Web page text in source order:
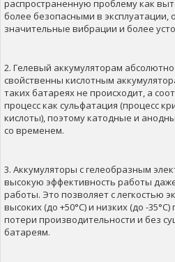
распространенную проблему как
более безопасными в
значительные вибрации и более
2. Гелевый аккумуляторам
свойственны кислотным
таких батареях не происходит, а
процесс как сульфатация (процесс
кислоты), поэтому катодные и
со временем.
3. Аккумуляторы с гелеобразным
высокую эффективность работы
работы. Это позволяет с легкостью
высоких (до +50°C) и низких (до -
потери производительности и без
батареям.